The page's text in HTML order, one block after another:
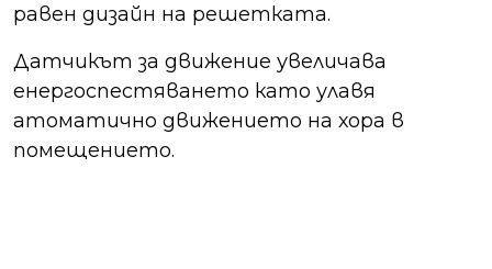
равен дизайн на решетката.
Датчикът за движение увеличава
енергоспестяването като улавя
атоматично движението на хора в
помещението.